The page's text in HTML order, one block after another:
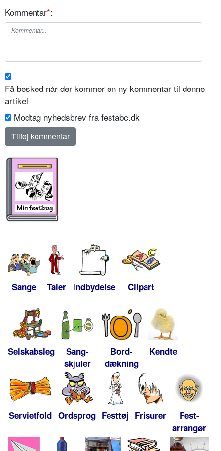
Kommentar*:
Få besked når der kommer en ny kommentar til denne
artikel
Modtag nyhedsbrev fra festabc.dk
Sange Taler Indbydelse Clipart
Selskabsleg
Sang-
skjuler
Bord-
dækning
Kendte
Servietfold Ordsprog Festtøj Frisurer
Fest-
arrangør